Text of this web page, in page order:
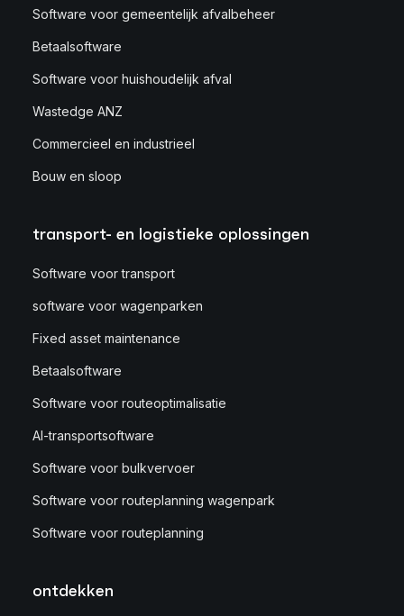
Software voor gemeentelijk afvalbeheer
Betaalsoftware
Software voor huishoudelijk afval
Wastedge ANZ
Commercieel en industrieel
Bouw en sloop
transport- en logistieke oplossingen
Software voor transport
software voor wagenparken
Fixed asset maintenance
Betaalsoftware
Software voor routeoptimalisatie
AI-transportsoftware
Software voor bulkvervoer
Software voor routeplanning wagenpark
Software voor routeplanning
ontdekken